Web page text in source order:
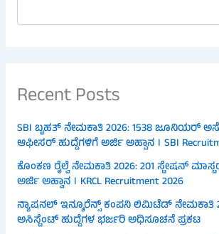
Recent Posts
SBI ಬೃಹತ್ ನೇಮಕಾತಿ 2026: 1538
ಆಫೀಸರ್ ಹುದ್ದೆಗಳಿಗೆ ಅರ್ಜಿ ಅಹ್ವಾನ । SBI
ಕೊಂಕಣ ರೈಲ್ವೆ ನೇಮಕಾತಿ 2026: 201 ಸ್ಟೇಷನ್
ಅರ್ಜಿ ಅಹ್ವಾನ । KRCL Recruitment 2026
ನ್ಯಾಷನಲ್ ಇನ್ಶೂರೆನ್ಸ್ ಕಂಪನಿ ಲಿಮಿಟೆಡ್ ನೇಮಕಾತಿ
ಅಸಿಸ್ಟೆಂಟ್ ಹುದ್ದೆಗಳ ಭರ್ಜರಿ ಅಧಿಸೂಚನೆ ಪ್ರಕಟ